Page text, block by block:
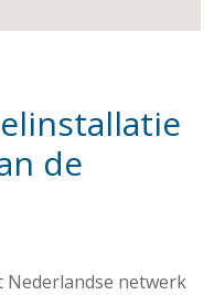
de
Nederlandse netwerk